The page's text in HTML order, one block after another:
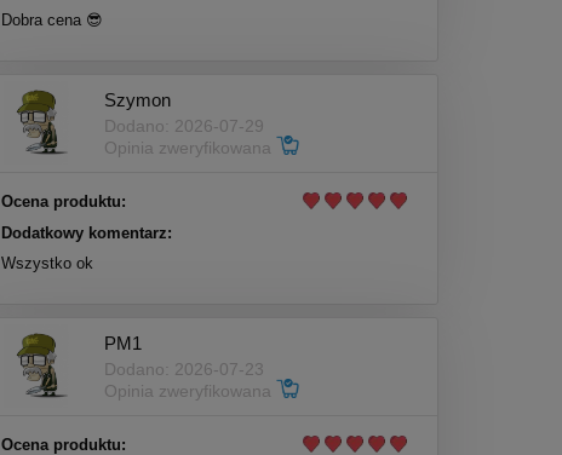
Dobra cena 😎
Szymon
Dodano: 2026-07-29
Opinia zweryfikowana
Ocena produktu:
Dodatkowy komentarz:
Wszystko ok
PM1
Dodano: 2026-07-23
Opinia zweryfikowana
Ocena produktu: